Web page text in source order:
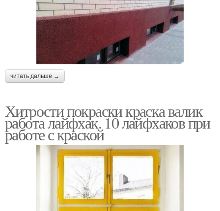
читать дальше →
Хитрости покраски краска валик
работа лайфхак. 10 лайфхаков при
работе с краской